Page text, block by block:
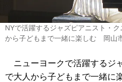
NYで活躍するジャズピアニスト・
から子どもまで一緒に楽しむ 岡山
ニューヨークで活躍するジ
で大人から子どもまで一緒に